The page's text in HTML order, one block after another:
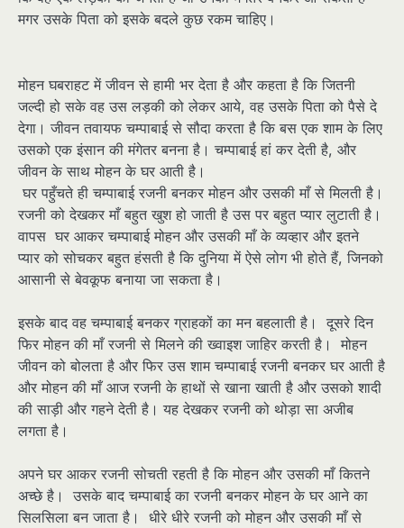
मगर उसके पिता को इसके बदले कुछ रकम चाहिए।
मोहन घबराहट में जीवन से हामी भर देता है और कहता है कि जितनी
जल्दी हो सके वह उस लड़की को लेकर आये, वह उसके पिता को पैसे दे
देगा। जीवन तवायफ चम्पाबाई से सौदा करता है कि बस एक शाम के लिए
उसको एक इंसान की मंगेतर बनना है। चम्पाबाई हां कर देती है, और
जीवन के साथ मोहन के घर आती है।
घर पहुँचते ही चम्पाबाई रजनी बनकर मोहन और उसकी माँ से मिलती है।
रजनी को देखकर माँ बहुत खुश हो जाती है उस पर बहुत प्यार लुटाती है।
वापस घर आकर चम्पाबाई मोहन और उसकी माँ के व्यव्हार और इतने
प्यार को सोचकर बहुत हंसती है कि दुनिया में ऐसे लोग भी होते हैं, जिनको
आसानी से बेवकूफ बनाया जा सकता है।
इसके बाद वह चम्पाबाई बनकर ग्राहकों का मन बहलाती है। दूसरे दिन
फिर मोहन की माँ रजनी से मिलने की ख्वाइश जाहिर करती है। मोहन
जीवन को बोलता है और फिर उस शाम चम्पाबाई रजनी बनकर घर आती है
और मोहन की माँ आज रजनी के हाथों से खाना खाती है और उसको शादी
की साड़ी और गहने देती है। यह देखकर रजनी को थोड़ा सा अजीब
लगता है।
अपने घर आकर रजनी सोचती रहती है कि मोहन और उसकी माँ कितने
अच्छे है। उसके बाद चम्पाबाई का रजनी बनकर मोहन के घर आने का
सिलसिला बन जाता है। धीरे धीरे रजनी को मोहन और उसकी माँ से